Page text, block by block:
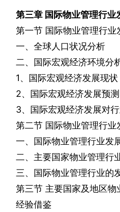
第三章 国际物业管理行业
第一节 国际物业管理行业
一、全球人口状况分析
二、国际宏观经济环境分
1、国际宏观经济发展现状
2、国际宏观经济发展预测
3、国际宏观经济发展对
第二节 国际物业管理行业
一、国际物业管理行业发
二、主要国家物业管理行
三、国际物业管理行业的
第三节 主要国家及地区物
经验借鉴